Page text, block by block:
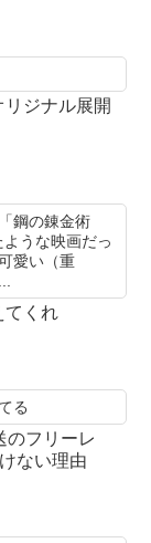
リジナル展開
鋼の錬金術
うな映画だっ
愛い（重
てくれ
る
のフリーレ
ない理由